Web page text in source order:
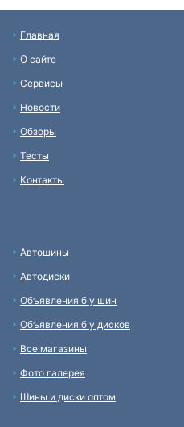
Главная
О сайте
Сервисы
Новости
Обзоры
Тесты
Контакты
Автошины
Автодиски
Объявления б у шин
Объявления б у дисков
Все магазины
Фото галерея
Шины и диски оптом